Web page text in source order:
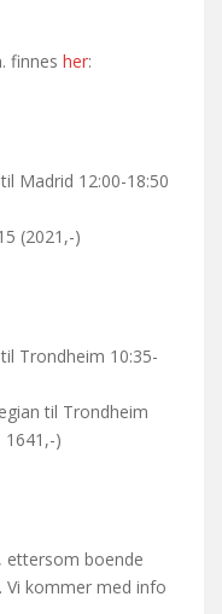
finnes her:
Madrid 12:00-18:50
(2021,-)
Trondheim 10:35-
til Trondheim
1641,-)
ettersom boende
kommer med info